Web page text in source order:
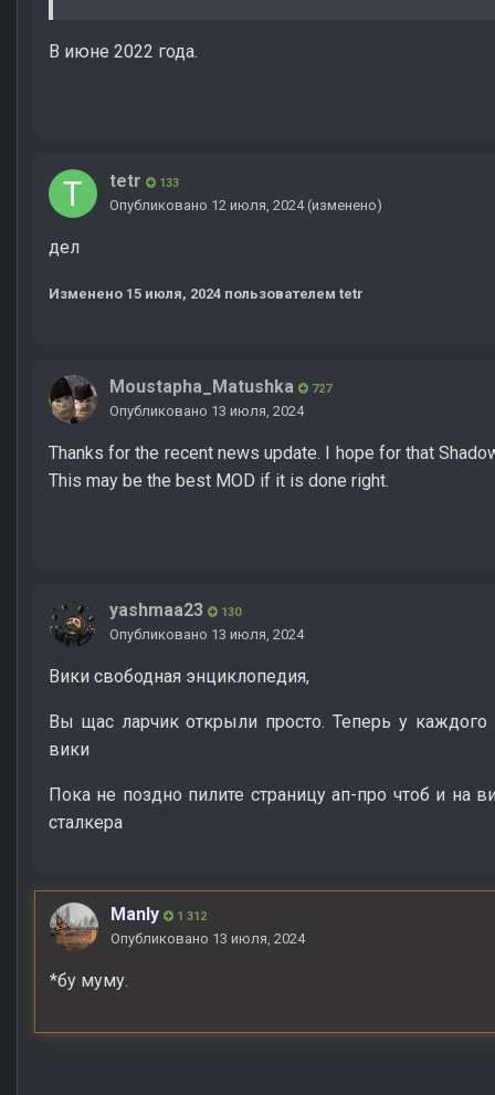
В июне 2022 года.
tetr 133
Опубликовано 12 июля, 2024(изменено)
дел
Изменено 15 июля, 2024 пользователем tetr
Moustapha_Matushka 727
Опубликовано 13 июля, 2024
Thanks for the recent news update. I hope for that
This may be the best MOD if it is done right.
yashmaa23 130
Опубликовано 13 июля, 2024
Вики свободная энциклопедия,
Вы щас ларчик открыли просто. Теперь у каждого
вики
Пока не поздно пилите страницу ап-про чтоб и
сталкера
Manly 1 312
Опубликовано 13 июля, 2024
*бу муму.